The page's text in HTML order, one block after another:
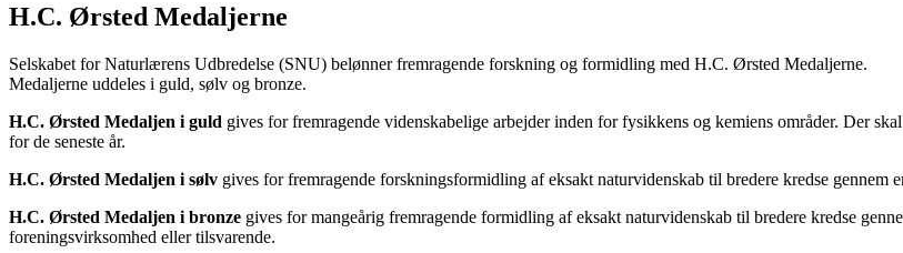
H.C. Ørsted Medaljerne
Selskabet for Naturlærens Udbredelse (SNU) belønner fremragende forskning og formidling med H.C. Ørsted Medaljerne.
Medaljerne uddeles i guld, sølv og bronze.
H.C. Ørsted Medaljen i guld gives for fremragende videnskabelige arbejder inden for fysikkens og kemiens områder. Der
for de seneste år.
H.C. Ørsted Medaljen i sølv gives for fremragende forskningsformidling af eksakt naturvidenskab til bredere kredse gennem
H.C. Ørsted Medaljen i bronze gives for mangeårig fremragende formidling af eksakt naturvidenskab til bredere kredse
foreningsvirksomhed eller tilsvarende.